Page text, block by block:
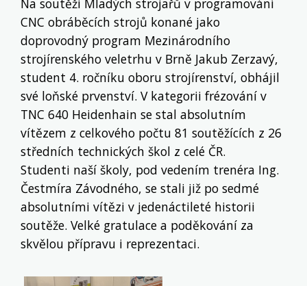
Na soutěži Mladých strojařů v programování
CNC obráběcích strojů konané jako
doprovodný program Mezinárodního
strojírenského veletrhu v Brně Jakub Zerzavý,
student 4. ročníku oboru strojírenství, obhájil
své loňské prvenství. V kategorii frézování v
TNC 640 Heidenhain se stal absolutním
vítězem z celkového počtu 81 soutěžících z 26
středních technických škol z celé ČR.
Studenti naší školy, pod vedením trenéra Ing.
Čestmíra Závodného, se stali již po sedmé
absolutními vítězi v jedenáctileté historii
soutěže. Velké gratulace a poděkování za
skvělou přípravu i reprezentaci.